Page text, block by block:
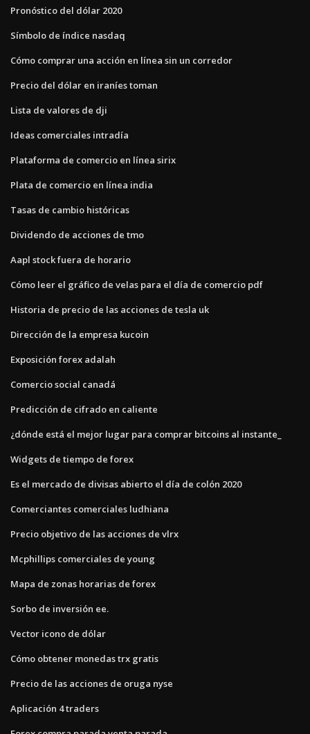
Pronóstico del dólar 2020
Símbolo de índice nasdaq
Cómo comprar una acción en línea sin un corredor
Precio del dólar en iraníes toman
Lista de valores de dji
Ideas comerciales intradía
Plataforma de comercio en línea sirix
Plata de comercio en línea india
Tasas de cambio históricas
Dividendo de acciones de tmo
Aapl stock fuera de horario
Cómo leer el gráfico de velas para el día de comercio pdf
Historia de precio de las acciones de tesla uk
Dirección de la empresa kucoin
Exposición forex adalah
Comercio social canadá
Predicción de cifrado en caliente
¿dónde está el mejor lugar para comprar bitcoins al instante_
Widgets de tiempo de forex
Es el mercado de divisas abierto el día de colón 2020
Comerciantes comerciales ludhiana
Precio objetivo de las acciones de vlrx
Mcphillips comerciales de young
Mapa de zonas horarias de forex
Sorbo de inversión ee.
Vector icono de dólar
Cómo obtener monedas trx gratis
Precio de las acciones de oruga nyse
Aplicación 4 traders